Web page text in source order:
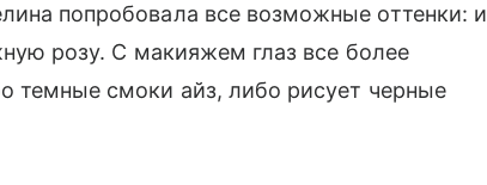
попробовала все возможные оттенки: и
розу. С макияжем глаз все более
темные смоки айз, либо рисует черные